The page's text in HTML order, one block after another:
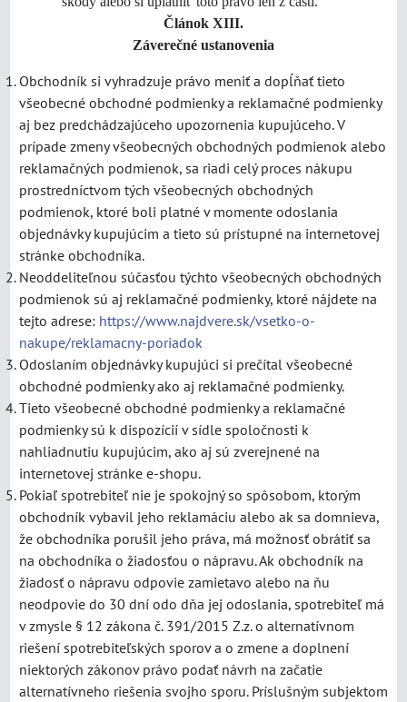
Článok XIII.
Záverečné ustanovenia
Obchodník si vyhradzuje právo meniť a dopĺňať tieto
všeobecné obchodné podmienky a reklamačné podmienky
aj bez predchádzajúceho upozornenia kupujúceho. V
prípade zmeny všeobecných obchodných podmienok alebo
reklamačných podmienok, sa riadi celý proces nákupu
prostredníctvom tých všeobecných obchodných
podmienok, ktoré boli platné v momente odoslania
objednávky kupujúcim a tieto sú prístupné na internetovej
stránke obchodníka.
Neoddeliteľnou súčasťou týchto všeobecných obchodných
podmienok sú aj reklamačné podmienky, ktoré nájdete na
tejto adrese: https://www.najdvere.sk/vsetko-o-
nakupe/reklamacny-poriadok
Odoslaním objednávky kupujúci si prečítal všeobecné
obchodné podmienky ako aj reklamačné podmienky.
Tieto všeobecné obchodné podmienky a reklamačné
podmienky sú k dispozícií v sídle spoločnosti k
nahliadnutiu kupujúcim, ako aj sú zverejnené na
internetovej stránke e-shopu.
Pokiaľ spotrebiteľ nie je spokojný so spôsobom, ktorým
obchodník vybavil jeho reklamáciu alebo ak sa domnieva,
že obchodníka porušil jeho práva, má možnosť obrátiť sa
na obchodníka o žiadosťou o nápravu. Ak obchodník na
žiadosť o nápravu odpovie zamietavo alebo na ňu
neodpovie do 30 dní odo dňa jej odoslania, spotrebiteľ má
v zmysle § 12 zákona č. 391/2015 Z.z. o alternatívnom
riešení spotrebiteľských sporov a o zmene a doplnení
niektorých zákonov právo podať návrh na začatie
alternatívneho riešenia svojho sporu. Príslušným subjektom